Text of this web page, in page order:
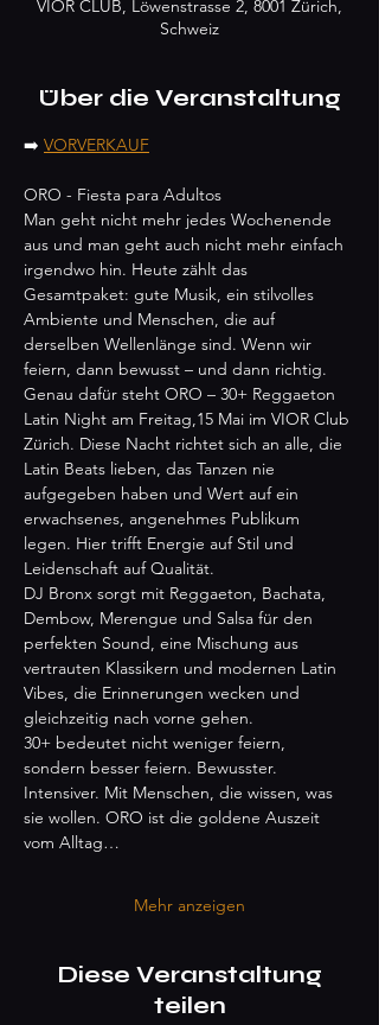
VIOR CLUB, Löwenstrasse 2, 8001 Zürich,
Schweiz
Über die Veranstaltung
➡️ VORVERKAUF
ORO - Fiesta para Adultos
Man geht nicht mehr jedes Wochenende
aus und man geht auch nicht mehr einfach
irgendwo hin. Heute zählt das
Gesamtpaket: gute Musik, ein stilvolles
Ambiente und Menschen, die auf
derselben Wellenlänge sind. Wenn wir
feiern, dann bewusst – und dann richtig.
Genau dafür steht ORO – 30+ Reggaeton
Latin Night am Freitag,15 Mai im VIOR Club
Zürich. Diese Nacht richtet sich an alle, die
Latin Beats lieben, das Tanzen nie
aufgegeben haben und Wert auf ein
erwachsenes, angenehmes Publikum
legen. Hier trifft Energie auf Stil und
Leidenschaft auf Qualität.
DJ Bronx sorgt mit Reggaeton, Bachata,
Dembow, Merengue und Salsa für den
perfekten Sound, eine Mischung aus
vertrauten Klassikern und modernen Latin
Vibes, die Erinnerungen wecken und
gleichzeitig nach vorne gehen.
30+ bedeutet nicht weniger feiern,
sondern besser feiern. Bewusster.
Intensiver. Mit Menschen, die wissen, was
sie wollen. ORO ist die goldene Auszeit
vom Alltag…
Mehr anzeigen
Diese Veranstaltung
teilen